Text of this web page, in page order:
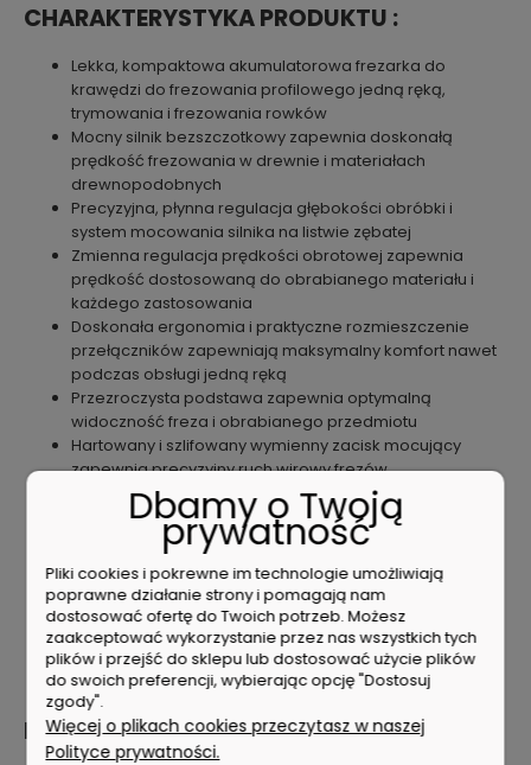
CHARAKTERYSTYKA PRODUKTU :
Lekka, kompaktowa akumulatorowa frezarka do
krawędzi do frezowania profilowego jedną ręką,
trymowania i frezowania rowków
Mocny silnik bezszczotkowy zapewnia doskonałą
prędkość frezowania w drewnie i materiałach
drewnopodobnych
Precyzyjna, płynna regulacja głębokości obróbki i
system mocowania silnika na listwie zębatej
Zmienna regulacja prędkości obrotowej zapewnia
prędkość dostosowaną do obrabianego materiału i
każdego zastosowania
Doskonała ergonomia i praktyczne rozmieszczenie
przełączników zapewniają maksymalny komfort nawet
podczas obsługi jedną ręką
Przezroczysta podstawa zapewnia optymalną
widoczność freza i obrabianego przedmiotu
Hartowany i szlifowany wymienny zacisk mocujący
zapewnia precyzyjny ruch wirowy frezów
Blokada wrzeciona ułatwia wymianę frezów
Zabezpieczenie przed ponownym uruchomieniem:
zapobiega niezamierzonemu włączeniu po
przywróceniu zasilania
Zabezpieczenie przeciążeniowe: chroni silnik przed
przegrzaniem
Wyposażenie odpowiednie do różnych zastosowań:
ogranicznik wzdłużny, kołnierz kopiujący, prowadnica
rolkowa i adapter odciągu wiórów
DANE TECHNICZNE :
Dbamy o Twoją
prywatność
Pliki cookies i pokrewne im technologie umożliwiają
poprawne działanie strony i pomagają nam
dostosować ofertę do Twoich potrzeb. Możesz
zaakceptować wykorzystanie przez nas wszystkich tych
plików i przejść do sklepu lub dostosować użycie plików
do swoich preferencji, wybierając opcję "Dostosuj
zgody".
Więcej o plikach cookies przeczytasz w naszej
Polityce prywatności.